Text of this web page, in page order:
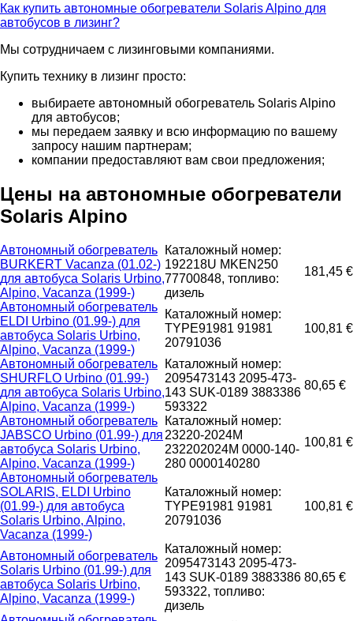
Как купить автономные обогреватели Solaris Alpino для
автобусов в лизинг?
Мы сотрудничаем с лизинговыми компаниями.
Купить технику в лизинг просто:
выбираете автономный обогреватель Solaris Alpino
для автобусов;
мы передаем заявку и всю информацию по вашему
запросу нашим партнерам;
компании предоставляют вам свои предложения;
Цены на автономные обогреватели
Solaris Alpino
Автономный обогреватель
BURKERT Vacanza (01.02-)
для автобуса Solaris Urbino,
Alpino, Vacanza (1999-)
Каталожный номер:
192218U MKEN250
77700848, топливо:
дизель
181,45 €
Автономный обогреватель
ELDI Urbino (01.99-) для
автобуса Solaris Urbino,
Alpino, Vacanza (1999-)
Каталожный номер:
TYPE91981 91981
20791036
100,81 €
Автономный обогреватель
SHURFLO Urbino (01.99-)
для автобуса Solaris Urbino,
Alpino, Vacanza (1999-)
Каталожный номер:
2095473143 2095-473-
143 SUK-0189 3883386
593322
80,65 €
Автономный обогреватель
JABSCO Urbino (01.99-) для
автобуса Solaris Urbino,
Alpino, Vacanza (1999-)
Каталожный номер:
23220-2024M
232202024M 0000-140-
280 0000140280
100,81 €
Автономный обогреватель
SOLARIS, ELDI Urbino
(01.99-) для автобуса
Solaris Urbino, Alpino,
Vacanza (1999-)
Каталожный номер:
TYPE91981 91981
20791036
100,81 €
Автономный обогреватель
Solaris Urbino (01.99-) для
автобуса Solaris Urbino,
Alpino, Vacanza (1999-)
Каталожный номер:
2095473143 2095-473-
143 SUK-0189 3883386
593322, топливо:
дизель
80,65 €